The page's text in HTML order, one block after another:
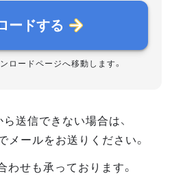
ードする
ロードページへ移動します。
送信できない場合は、
メールをお送りください。
わせも承っております。